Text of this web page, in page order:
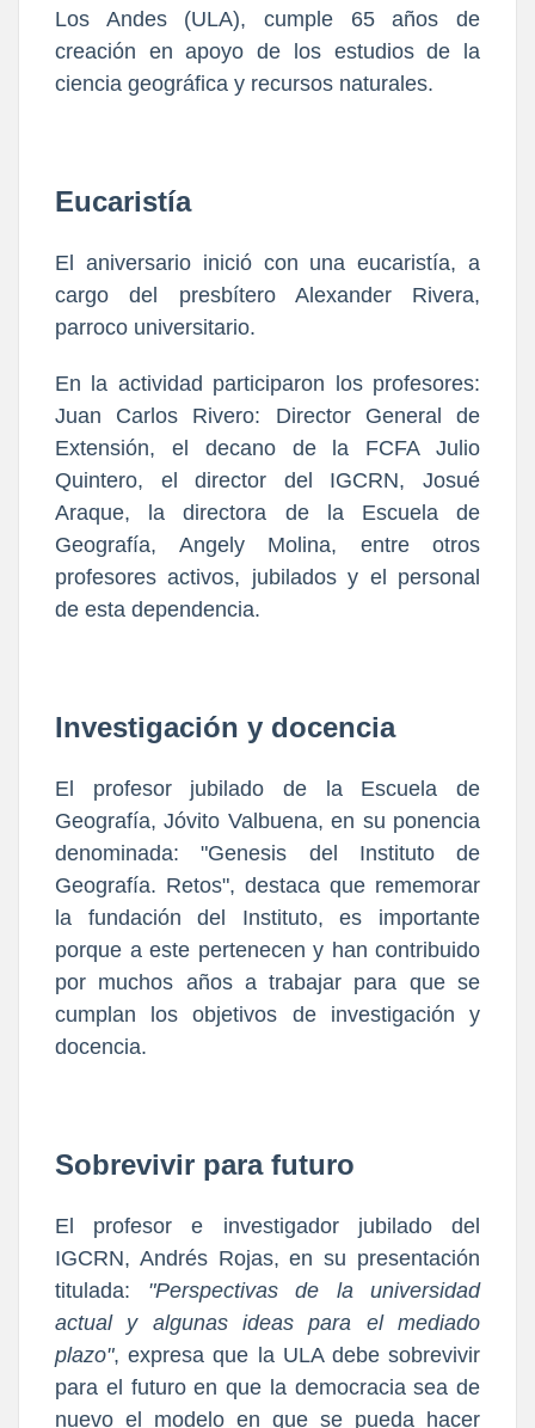
Los Andes (ULA), cumple 65 años de
creación en apoyo de los estudios de la
ciencia geográfica y recursos naturales.
Eucaristía
El aniversario inició con una eucaristía, a
cargo del presbítero Alexander Rivera,
parroco universitario.
En la actividad participaron los profesores:
Juan Carlos Rivero: Director General de
Extensión, el decano de la FCFA Julio
Quintero, el director del IGCRN, Josué
Araque, la directora de la Escuela de
Geografía, Angely Molina, entre otros
profesores activos, jubilados y el personal
de esta dependencia.
Investigación y docencia
El profesor jubilado de la Escuela de
Geografía, Jóvito Valbuena, en su ponencia
denominada: "Genesis del Instituto de
Geografía. Retos", destaca que rememorar
la fundación del Instituto, es importante
porque a este pertenecen y han contribuido
por muchos años a trabajar para que se
cumplan los objetivos de investigación y
docencia.
Sobrevivir para futuro
El profesor e investigador jubilado del
IGCRN, Andrés Rojas, en su presentación
titulada: "Perspectivas de la universidad
actual y algunas ideas para el mediado
plazo", expresa que la ULA debe sobrevivir
para el futuro en que la democracia sea de
nuevo el modelo en que se pueda hacer